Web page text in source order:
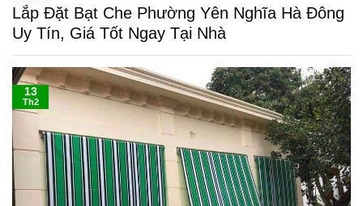
Lắp Đặt Bạt Che Phường Yên Nghĩa Hà Đông
Uy Tín, Giá Tốt Ngay Tại Nhà
13
Th2